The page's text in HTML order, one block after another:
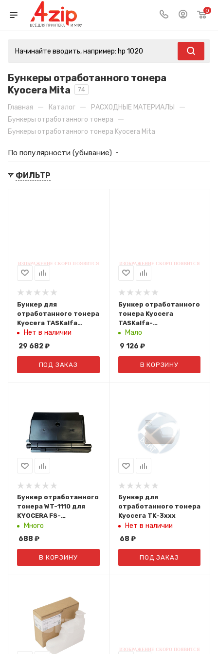
0
Бункеры отработанного тонера
Kyocera Mita
74
Главная — Каталог — РАСХОДНЫЕ МАТЕРИАЛЫ —
Бункеры отработанного тонера —
Бункеры отработанного тонера Kyocera Mita
По популярности (убывание)
ФИЛЬТР
Бункер для
отработанного тонера
Kyocera TASKalfa
2553ci/3253ci/3253ci/4053ci/6053ci/4003ci/5003ci/
Нет в наличии
29 682₽
ПОД ЗАКАЗ
Бункер отработанного
тонера Kyocera
TASKalfa-
2553ci/3253ci
ОEM
Мало
9 126 ₽
В КОРЗИНУ
Бункер отработанного
тонера WT-1110 для
KYOCERA FS-
1040/1060/1020MFP
(CET), DGP0743
Много
688 ₽
В КОРЗИНУ
Бункер для
отработанного тонера
Kyocera TK-3xxx
Нет в наличии
68 ₽
ПОД ЗАКАЗ